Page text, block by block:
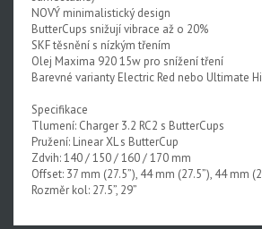
NOVÝ minimalistický design
ButterCups snižují vibrace až o 20%
SKF těsnění s nízkým třením
Olej Maxima 920 15w pro snížení tření
Barevné varianty Electric Red nebo Ultimate
Specifikace
Tlumení: Charger 3.2 RC2 s ButterCups
Pružení: Linear XL s ButterCup
Zdvih: 140 / 150 / 160 / 170 mm
Offset: 37 mm (27.5”), 44 mm (27.5”), 44 mm
Rozměr kol: 27.5”, 29”